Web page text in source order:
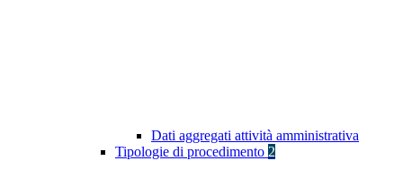
Dati aggregati attività amministrativa
Tipologie di procedimento 2